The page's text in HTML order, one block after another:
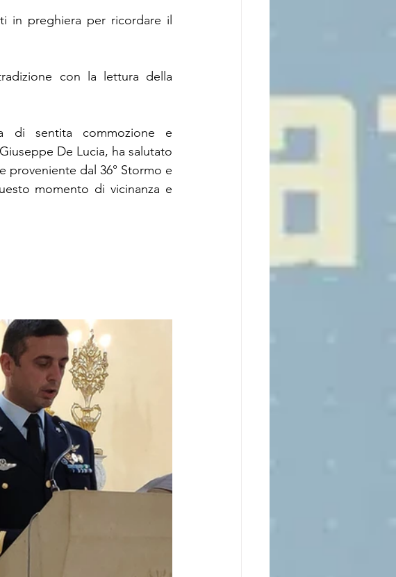
in preghiera per ricordare il
con la lettura della
di sentita commozione e
De Lucia, ha salutato
proveniente dal 36° Stormo e
momento di vicinanza e